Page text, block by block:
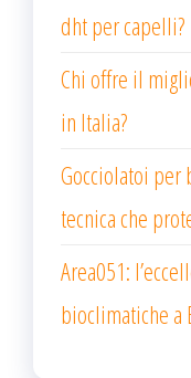
dht per capelli?
Chi offre il
in Italia?
Gocciolatoi per
tecnica che
Area051:
bioclimatiche a